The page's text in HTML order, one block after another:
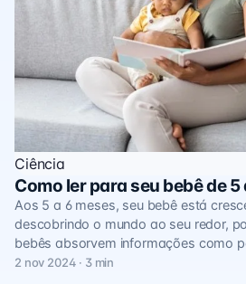
Ciência
Como ler para seu bebê de 5
Aos 5 a 6 meses, seu bebê está
descobrindo o mundo ao seu redor,
bebês absorvem informações como
2 nov 2024 · 3 min